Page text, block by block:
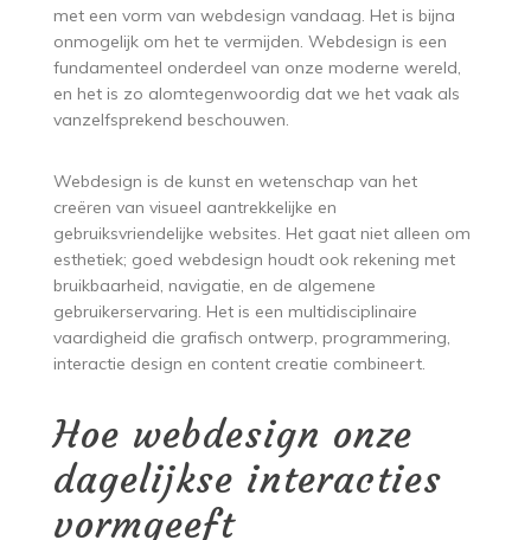
met een vorm van webdesign vandaag. Het is bijna
onmogelijk om het te vermijden. Webdesign is een
fundamenteel onderdeel van onze moderne wereld,
en het is zo alomtegenwoordig dat we het vaak als
vanzelfsprekend beschouwen.
Webdesign is de kunst en wetenschap van het
creëren van visueel aantrekkelijke en
gebruiksvriendelijke websites. Het gaat niet alleen om
esthetiek; goed webdesign houdt ook rekening met
bruikbaarheid, navigatie, en de algemene
gebruikerservaring. Het is een multidisciplinaire
vaardigheid die grafisch ontwerp, programmering,
interactie design en content creatie combineert.
Hoe webdesign onze
dagelijkse interacties
vormgeeft